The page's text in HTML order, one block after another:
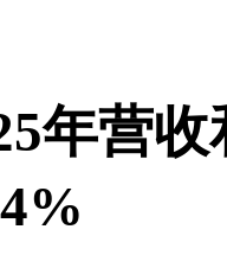
年营